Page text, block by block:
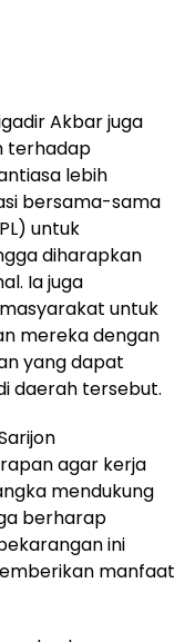
Akbar juga
terhadap
lebih
bersama-sama
untuk
diharapkan
Ia juga
untuk
mereka dengan
yang dapat
daerah tersebut.
agar kerja
mendukung
berharap
ini
manfaat